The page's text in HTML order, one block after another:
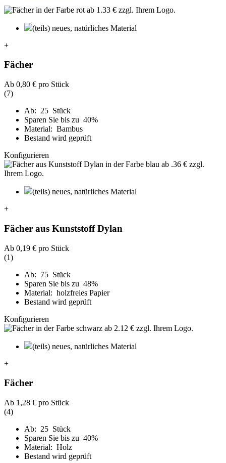
(teils) neues, natürliches Material
+
Fächer
Ab 0,80 € pro Stück
(7)
Ab: 25 Stück
Sparen Sie bis zu 40%
Material: Bambus
Bestand wird geprüft
Konfigurieren
(teils) neues, natürliches Material
+
Fächer aus Kunststoff Dylan
Ab 0,19 € pro Stück
(1)
Ab: 75 Stück
Sparen Sie bis zu 48%
Material: holzfreies Papier
Bestand wird geprüft
Konfigurieren
(teils) neues, natürliches Material
+
Fächer
Ab 1,28 € pro Stück
(4)
Ab: 25 Stück
Sparen Sie bis zu 40%
Material: Holz
Bestand wird geprüft